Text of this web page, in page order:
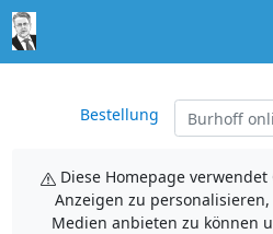
Bestellung
Diese Homepage
Anzeigen zu
Medien anbieten zu können